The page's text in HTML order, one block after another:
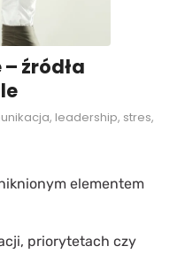
źródła
, leadership, stres,
elementem
priorytetach czy